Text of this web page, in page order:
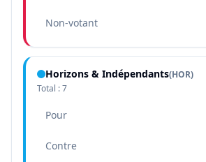
Non-votant
Horizons & Indépendants(HOR)
Total :7
Pour
Contre